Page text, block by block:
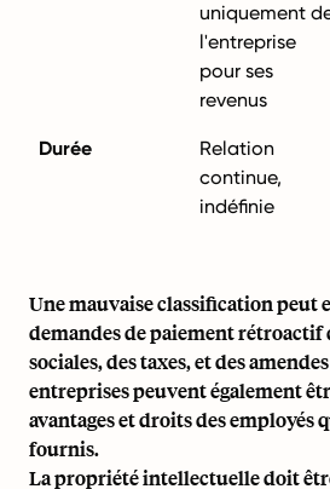
uniquement
l'entreprise
pour ses
revenus
Durée
Relation
continue,
indéfinie
Une mauvaise classification peut
demandes de paiement rétroactif
sociales, des taxes, et des
entreprises peuvent également
avantages et droits des employés
fournis.
La propriété intellectuelle doit